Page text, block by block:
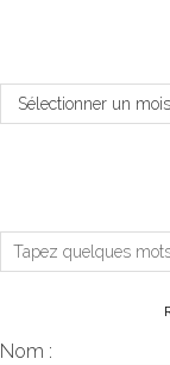
Archives
Nom :